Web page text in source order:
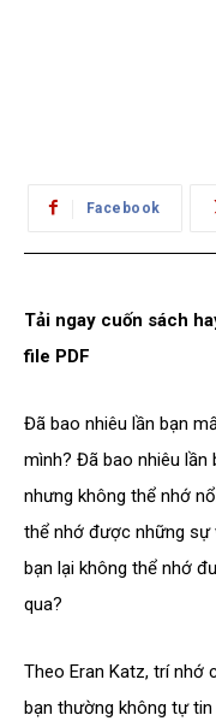
Facebook
Tải ngay cuốn sách
file PDF
Đã bao nhiêu lần bạn
mình? Đã bao nhiêu
nhưng không thể nhớ
thể nhớ được những sự
bạn lại không thể nhớ
qua?
Theo Eran Katz, trí nhớ
bạn thường không tự